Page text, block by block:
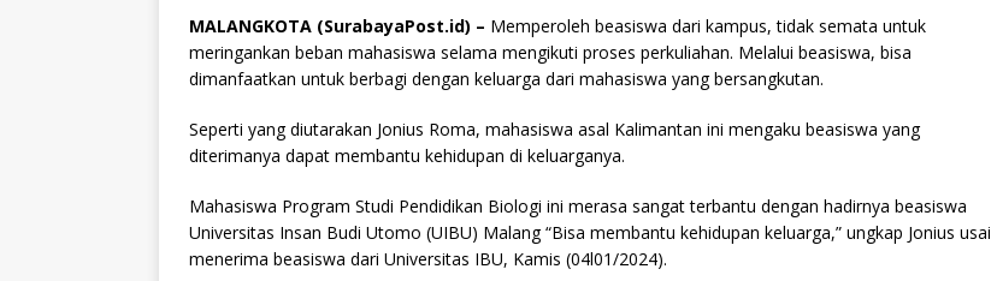
MALANGKOTA (SurabayaPost.id) – Memperoleh beasiswa dari kampus, tidak semata untuk
meringankan beban mahasiswa selama mengikuti proses perkuliahan. Melalui beasiswa, bisa
dimanfaatkan untuk berbagi dengan keluarga dari mahasiswa yang bersangkutan.
Seperti yang diutarakan Jonius Roma, mahasiswa asal Kalimantan ini mengaku beasiswa yang
diterimanya dapat membantu kehidupan di keluarganya.
Mahasiswa Program Studi Pendidikan Biologi ini merasa sangat terbantu dengan hadirnya beasiswa
Universitas Insan Budi Utomo (UIBU) Malang “Bisa membantu kehidupan keluarga,” ungkap Jonius usai
menerima beasiswa dari Universitas IBU, Kamis (04l01/2024).